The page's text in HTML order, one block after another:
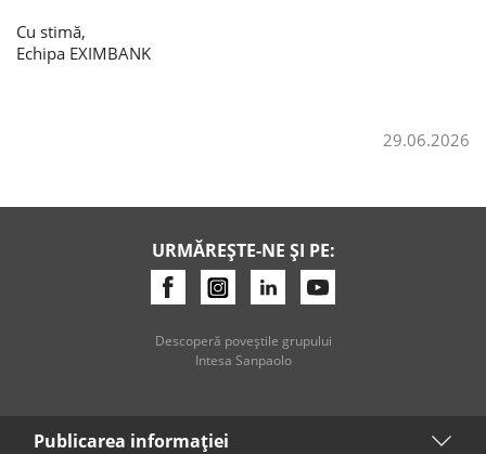
Credite de consum
Cu stimă,
Echipa EXIMBANK
29.06.2026
URMĂREȘTE-NE ȘI PE:
Descoperă poveştile grupului
Intesa Sanpaolo
Publicarea informaţiei